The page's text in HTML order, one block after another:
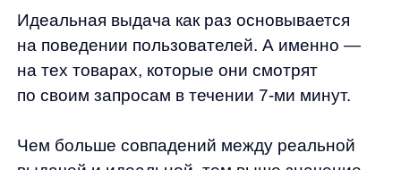
полка B, полка C и полка D.
В реальной выдаче у нас идет полка A, шкаф
A, полка B и полка F. Первая позиция
совпадает — стратегия получает баллы.
стратегия получает штраф.